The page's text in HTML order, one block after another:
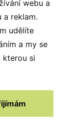
vůči
vlivům.
webu a
a reklam.
udělíte
a my se
kterou si